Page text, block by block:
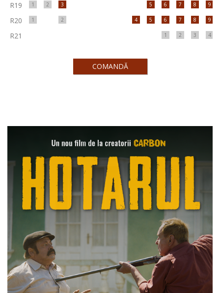
R19 1 2 3 5 6 7 8 9
R20 1 2 4 5 6 7 8 9
R21 1 2 3 4
COMANDĂ